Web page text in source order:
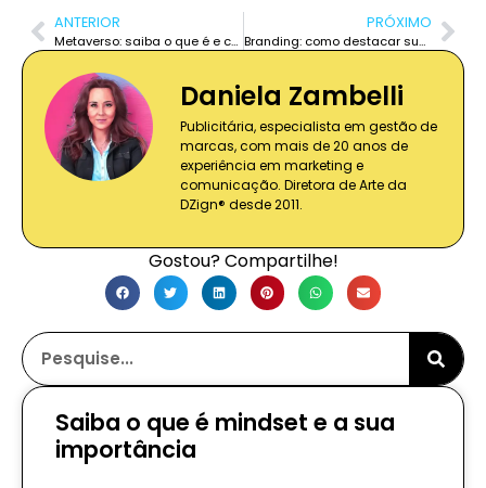
ANTERIOR
Metaverso: saiba o que é e como ele promete mudar o futuro!
PRÓXIMO
Branding: como destacar sua marca no mundo do marketing?
Daniela Zambelli
Publicitária, especialista em gestão de
marcas, com mais de 20 anos de
experiência em marketing e
comunicação. Diretora de Arte da
DZign® desde 2011.
Gostou? Compartilhe!
Saiba o que é mindset e a sua
importância